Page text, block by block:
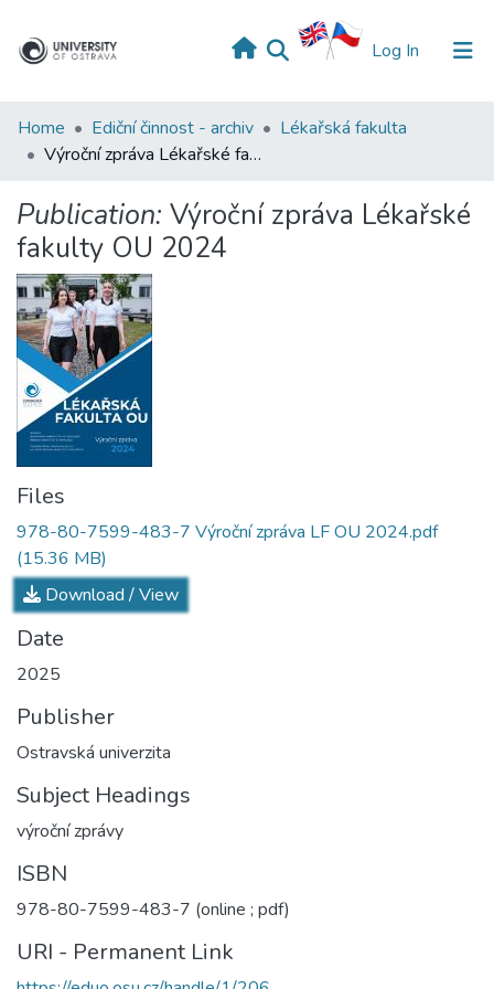
Log In (current)
Home Ediční činnost - archiv
Lékařská fakulta
Výroční zpráva Lékařské fakulty OU 2024
Publication: Výroční zpráva Lékařské
fakulty OU 2024
Files
978-80-7599-483-7 Výroční zpráva LF OU 2024.pdf
(15.36 MB)
Download / View
Date
2025
Publisher
Ostravská univerzita
Subject Headings
výroční zprávy
ISBN
978-80-7599-483-7 (online ; pdf)
URI - Permanent Link